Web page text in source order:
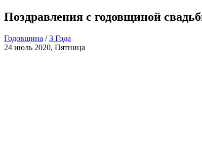
Поздравления с годовщиной
Годовщина /3 Года
24 июль 2020, Пятница